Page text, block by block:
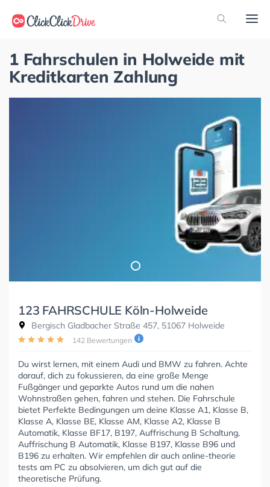
1 Fahrschulen in Holweide mit
Kreditkarten Zahlung
123 FAHRSCHULE Köln-Holweide
Bergisch Gladbacher Straße 457, 51067 Holweide
142 Bewertungen
Du wirst lernen, mit einem Audi und BMW zu fahren. Achte
darauf, dich zu fokussieren, da eine große Menge
Fußgänger und geparkte Autos rund um die nahen
Wohnstraßen gehen, fahren und stehen. Die Fahrschule
bietet Perfekte Bedingungen um deine Klasse A1, Klasse B,
Klasse A, Klasse BE, Klasse AM, Klasse A2, Klasse B
Automatik, Klasse BF17, B197, Auffrischung B Schaltung,
Auffrischung B Automatik, Klasse B197, Klasse B96 und
B196 zu erhalten. Wir empfehlen dir auch online-theorie
tests am PC zu absolvieren, um dich gut auf die
theoretische Prüfung.